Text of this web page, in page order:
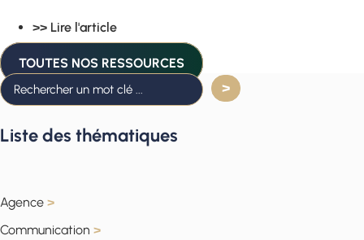
>> Lire l'article
TOUTES NOS RESSOURCES
Liste des thématiques
Agence >
Communication >